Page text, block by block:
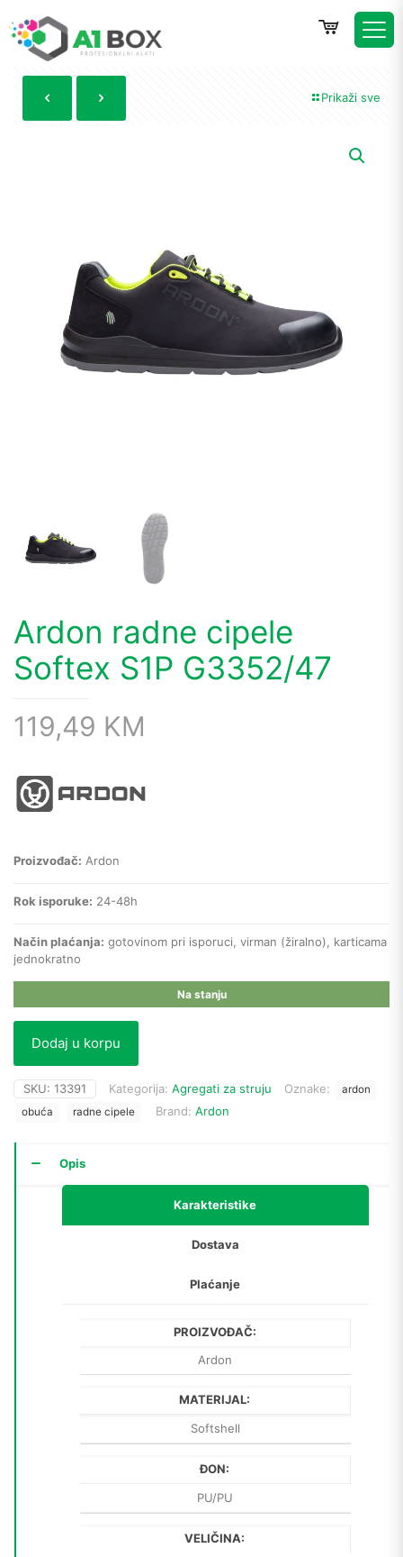
Prikaži sve
Ardon radne cipele
Softex S1P G3352/47
119,49 KM
Proizvođač: Ardon
Rok isporuke: 24-48h
Način plaćanja: gotovinom pri isporuci, virman (žiralno), karticama
jednokratno
Na stanju
Dodaj u korpu
SKU: 13391 Kategorija: Agregati za struju Oznake:
ardon
obuća
radne cipele Brand: Ardon
Opis
Karakteristike
Dostava
Plaćanje
PROIZVOĐAČ:
Ardon
MATERIJAL:
Softshell
ĐON:
PU/PU
VELIČINA: